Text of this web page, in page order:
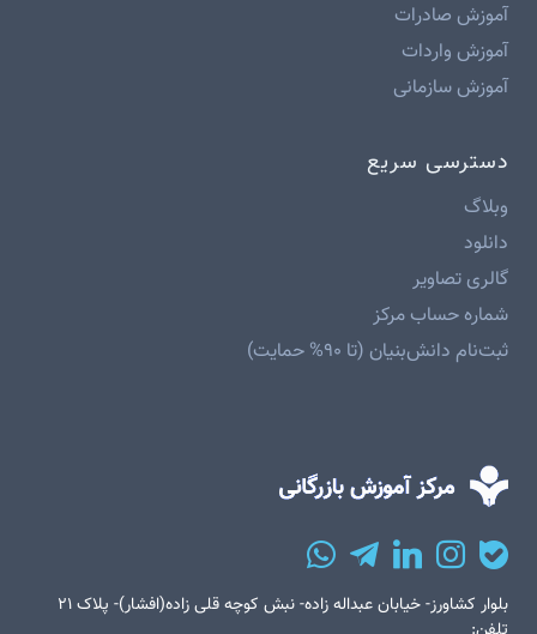
آموزش صادرات
آموزش واردات
آموزش سازمانی
دسترسی سریع
وبلاگ
دانلود
گالری تصاویر
شماره حساب مرکز
ثبت‌نام دانش‌بنیان (تا ۹۰% حمایت)
بلوار کشاورز- خیابان عبداله زاده- نبش کوچه قلی زاده(افشار)- پلاک ۲۱